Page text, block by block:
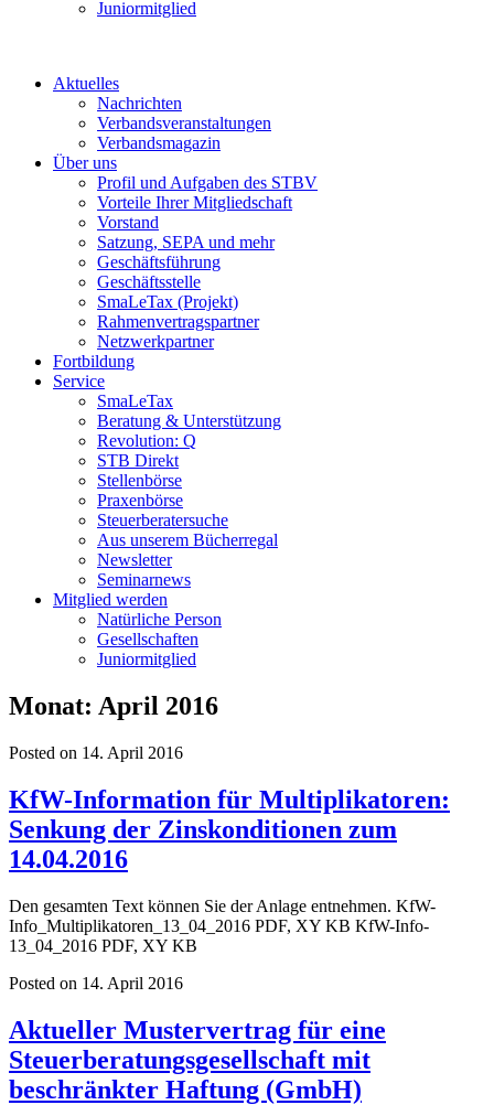
Juniormitglied
Aktuelles
Nachrichten
Verbandsveranstaltungen
Verbandsmagazin
Über uns
Profil und Aufgaben des STBV
Vorteile Ihrer Mitgliedschaft
Vorstand
Satzung, SEPA und mehr
Geschäftsführung
Geschäftsstelle
SmaLeTax (Projekt)
Rahmenvertragspartner
Netzwerkpartner
Fortbildung
Service
SmaLeTax
Beratung & Unterstützung
Revolution: Q
STB Direkt
Stellenbörse
Praxenbörse
Steuerberatersuche
Aus unserem Bücherregal
Newsletter
Seminarnews
Mitglied werden
Natürliche Person
Gesellschaften
Juniormitglied
Monat: April 2016
Posted on 14. April 2016
KfW-Information für Multiplikatoren:
Senkung der Zinskonditionen zum
14.04.2016
Den gesamten Text können Sie der Anlage entnehmen. KfW-
Info_Multiplikatoren_13_04_2016 PDF, XY KB KfW-Info-
13_04_2016 PDF, XY KB
Posted on 14. April 2016
Aktueller Mustervertrag für eine
Steuerberatungsgesellschaft mit
beschränkter Haftung (GmbH)